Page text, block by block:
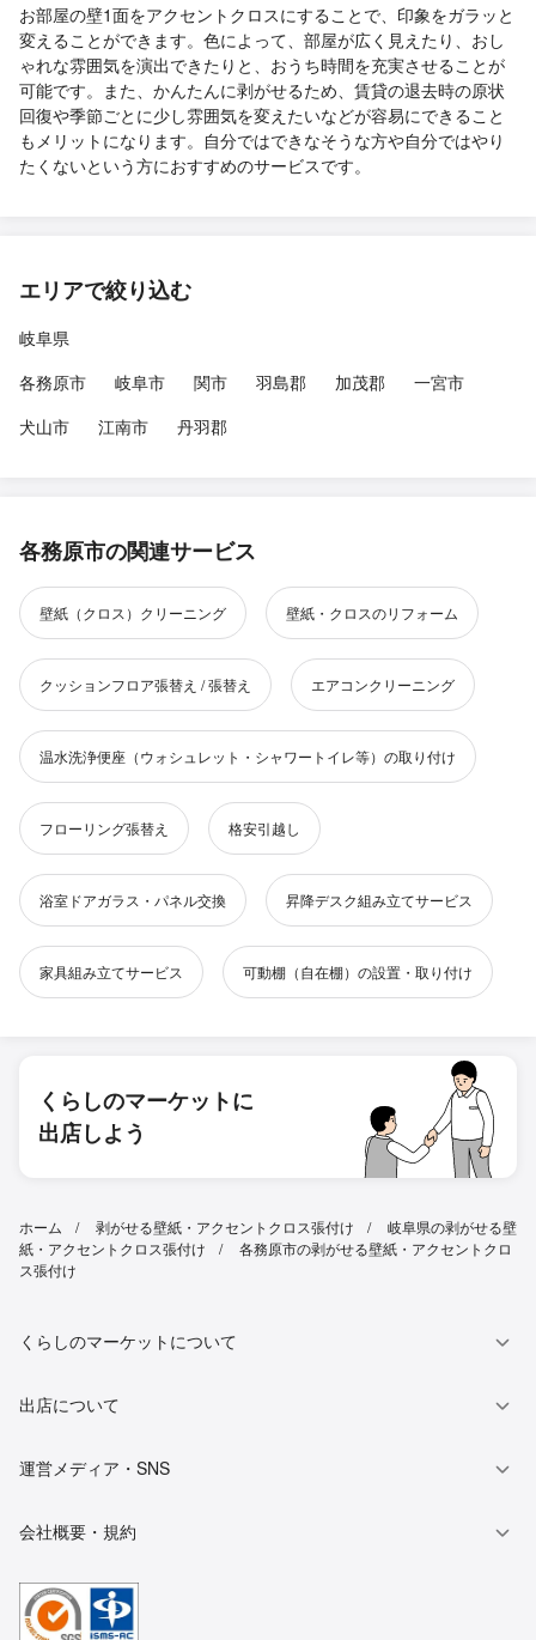
お部屋の壁1面をアクセントクロスにすることで、印象をガラッと
変えることができます。色によって、部屋が広く見えたり、おし
ゃれな雰囲気を演出できたりと、おうち時間を充実させることが
可能です。また、かんたんに剥がせるため、賃貸の退去時の原状
回復や季節ごとに少し雰囲気を変えたいなどが容易にできること
もメリットになります。自分ではできなそうな方や自分ではやり
たくないという方におすすめのサービスです。
エリアで絞り込む
岐阜県
各務原市
岐阜市 関市 羽島郡 加茂郡
一宮市
犬山市
江南市 丹羽郡
各務原市の関連サービス
壁紙（クロス）クリーニング 壁紙・クロスのリフォーム
クッションフロア張替え / 張替え エアコンクリーニング
温水洗浄便座（ウォシュレット・シャワートイレ等）の取り付け
フローリング張替え 格安引越し
浴室ドアガラス・パネル交換 昇降デスク組み立てサービス
家具組み立てサービス 可動棚（自在棚）の設置・取り付け
くらしのマーケットに
出店しよう
ホーム 剥がせる壁紙・アクセントクロス張付け
岐阜県の剥がせる壁
紙・アクセントクロス張付け
各務原市の剥がせる壁紙・アクセントクロ
ス張付け
くらしのマーケットについて
出店について
運営メディア・SNS
会社概要・規約